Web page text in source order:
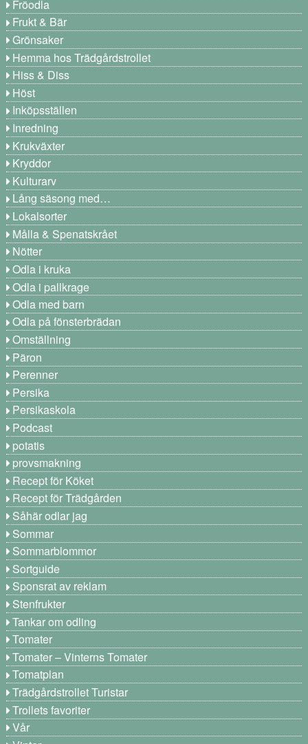
Fröodla
Frukt & Bär
Grönsaker
Hemma hos Trädgårdstrollet
Hiss & Diss
Höst
Inköpsställen
Inredning
Krukväxter
Kryddor
Kulturarv
Lång säsong med…
Lokalsorter
Målla & Spenatskrået
Nötter
Odla i kruka
Odla i pallkrage
Odla med barn
Odla på fönsterbrädan
Omställning
Päron
Perenner
Persika
Persikaskola
Podcast
potatis
provsmakning
Recept för Köket
Recept för Trädgården
Såhär odlar jag
Sommar
Sommarblommor
Sortguide
Sponsrat av reklam
Stenfrukter
Tankar om odling
Tomater
Tomater – Vinterns Tomater
Tomatplan
Trädgårdstrollet Turistar
Trollets favoriter
Vår